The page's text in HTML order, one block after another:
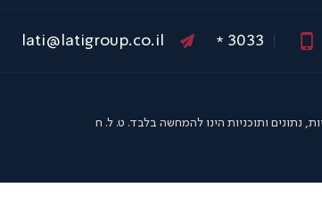
3033
*
lati@latigroup.co.il